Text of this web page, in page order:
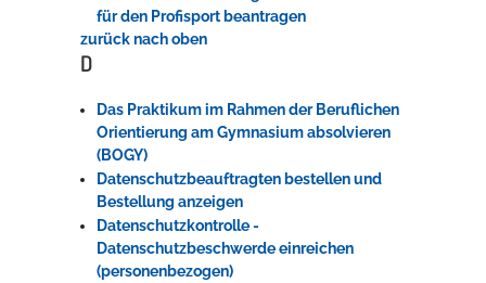
für den Profisport beantragen
zurück nach oben
D
Das Praktikum im Rahmen der Beruflichen
Orientierung am Gymnasium absolvieren
(BOGY)
Datenschutzbeauftragten bestellen und
Bestellung anzeigen
Datenschutzkontrolle -
Datenschutzbeschwerde einreichen
(personenbezogen)